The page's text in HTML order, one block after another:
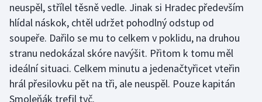
neuspěl, střílel těsně vedle. Jinak si Hradec především
hlídal náskok, chtěl udržet pohodlný odstup od
soupeře. Dařilo se mu to celkem v poklidu, na druhou
stranu nedokázal skóre navýšit. Přitom k tomu měl
ideální situaci. Celkem minutu a jedenačtyřicet vteřin
hrál přesilovku pět na tři, ale neuspěl. Pouze kapitán
Smoleňák trefil tyč.